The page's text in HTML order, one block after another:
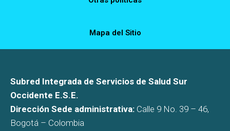
Mapa del Sitio
Subred Integrada de Servicios de Salud Sur
Occidente E.S.E.
Dirección Sede administrativa: Calle 9 No. 39 – 46,
Bogotá – Colombia